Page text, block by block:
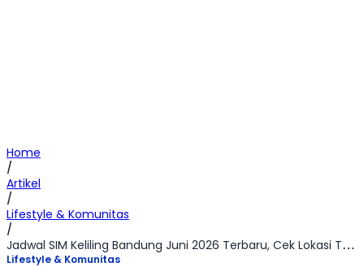
Home
/
Artikel
/
Lifestyle & Komunitas
/
Jadwal SIM Keliling Bandung Juni 2026 Terbaru, Cek Lokasi Terdekat!
Lifestyle & Komunitas